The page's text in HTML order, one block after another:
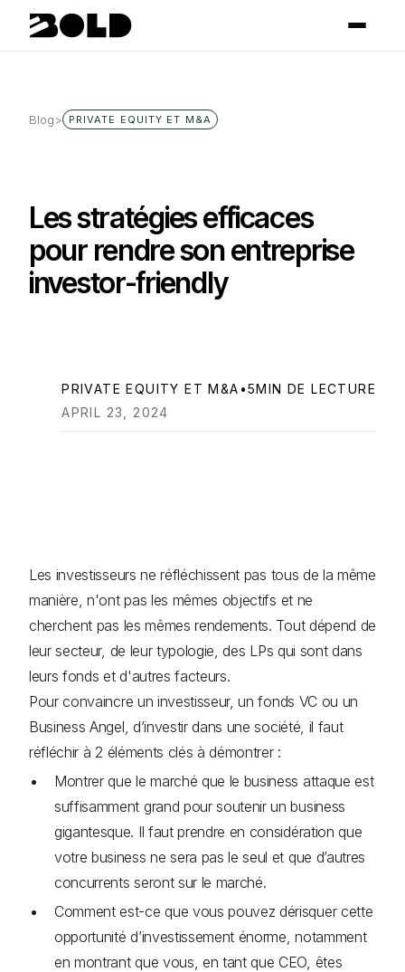
Blog> PRIVATE EQUITY ET M&A
Les stratégies efficaces
pour rendre son entreprise
investor-friendly
PRIVATE EQUITY ET M&A •5MIN DE LECTURE
APRIL 23, 2024
Les investisseurs ne réfléchissent pas tous de la même
manière, n'ont pas les mêmes objectifs et ne
cherchent pas les mêmes rendements. Tout dépend de
leur secteur, de leur typologie, des LPs qui sont dans
leurs fonds et d'autres facteurs.
Pour convaincre un investisseur, un fonds VC ou un
Business Angel, d’investir dans une société, il faut
réfléchir à 2 éléments clés à démontrer :
Montrer que le marché que le business attaque est
suffisamment grand pour soutenir un business
gigantesque. Il faut prendre en considération que
votre business ne sera pas le seul et que d’autres
concurrents seront sur le marché.
Comment est-ce que vous pouvez dérisquer cette
opportunité d’investissement énorme, notamment
en montrant que vous, en tant que CEO, êtes